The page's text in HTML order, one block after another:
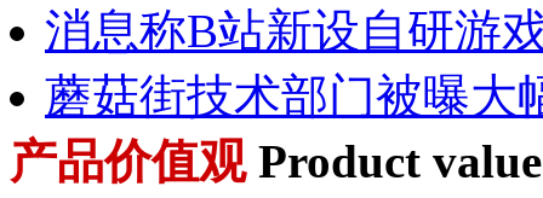
消息称B站新设自研游
蘑菇街技术部门被曝大
产品价值观Product